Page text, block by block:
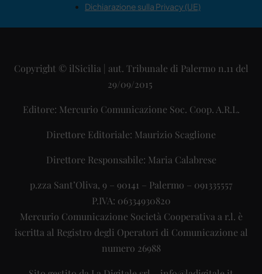
Dichiarazione sulla Privacy (UE)
Copyright © ilSicilia | aut. Tribunale di Palermo n.11 del
29/09/2015
Editore: Mercurio Comunicazione Soc. Coop. A.R.L.
Direttore Editoriale: Maurizio Scaglione
Direttore Responsabile: Maria Calabrese
p.zza Sant’Oliva, 9 – 90141 – Palermo – 091335557
P.IVA: 06334930820
Mercurio Comunicazione Società Cooperativa a r.l. è
iscritta al Registro degli Operatori di Comunicazione al
numero 26988